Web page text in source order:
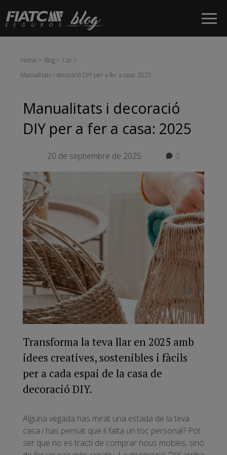
Salta al contingut principal
Home Blog
Llar
Manualitats i decoració DIY per a fer a casa: 2025
Manualitats i decoració
DIY per a fer a casa: 2025
20 de septiembre de 2025 0
Transforma la teva llar en 2025 amb
idees creatives, sostenibles i fàcils
per a cada espai de la casa de
decoració DIY.
Alguna vegada has mirat una estada de la teva
casa i has pensat que li falta un toc personal? Pot
ser que no es tracti de comprar nous mobles, sinó